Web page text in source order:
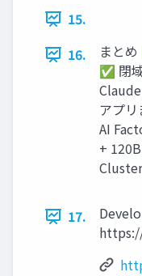
15.
16.
まと
✅ 閉
アプ
AI
+
17.